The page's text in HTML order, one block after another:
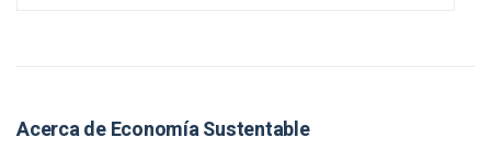
Acerca de Economía Sustentable